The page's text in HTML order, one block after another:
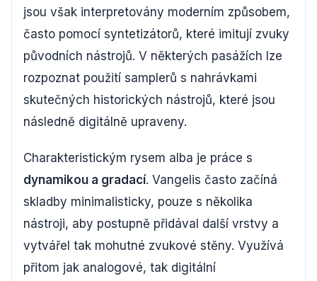
jsou však interpretovány moderním způsobem,
často pomocí syntetizátorů, které imitují zvuky
původních nástrojů. V některých pasážích lze
rozpoznat použití samplerů s nahrávkami
skutečných historických nástrojů, které jsou
následně digitálně upraveny.
Charakteristickým rysem alba je práce s
dynamikou a gradací. Vangelis často začíná
skladby minimalisticky, pouze s několika
nástroji, aby postupně přidával další vrstvy a
vytvářel tak mohutné zvukové stěny. Využívá
přitom jak analogové, tak digitální